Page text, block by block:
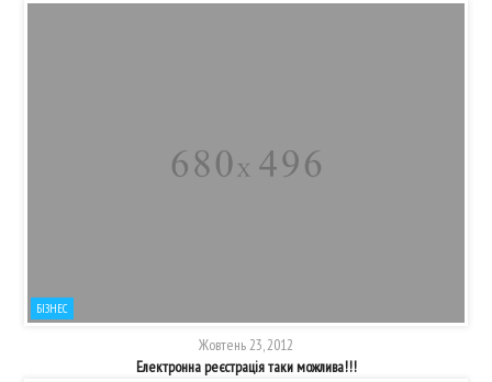
БІЗНЕС
Жовтень 23, 2012
Електронна реєстрація таки можлива!!!